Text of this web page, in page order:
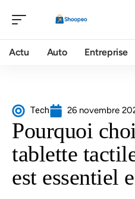
Actu Auto Entreprise
Tech 26 novembre
Pourquoi
tablette
est essentiel